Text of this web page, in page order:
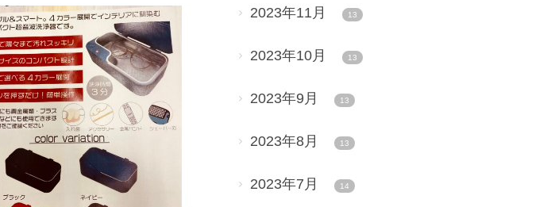
2023年11月 13
2023年10月 13
2023年9月 13
2023年8月 13
2023年7月 14